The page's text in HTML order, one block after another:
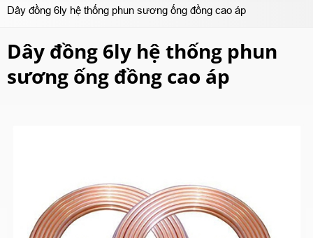
Dây đồng 6ly hệ thống phun sương ống đồng cao áp
Dây đồng 6ly hệ thống phun
sương ống đồng cao áp